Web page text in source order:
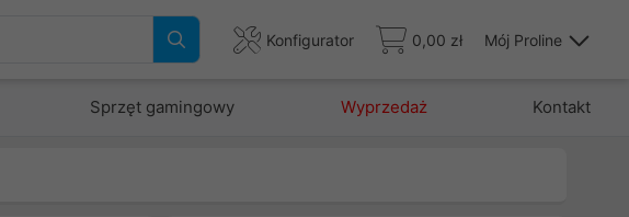
Konfigurator 0,00 zł Mój Proline
Sprzęt gamingowy Wyprzedaż Kontakt